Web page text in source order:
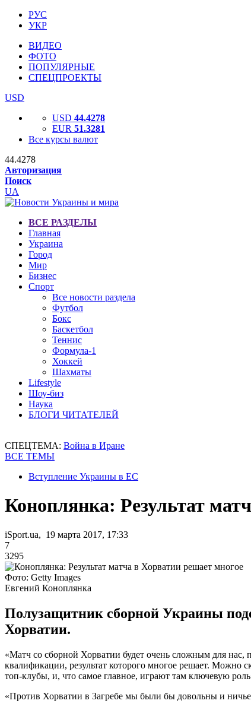
РУС
УКР
ВИДЕО
ФОТО
ПОПУЛЯРНЫЕ
СПЕЦПРОЕКТЫ
USD
USD 44.4278
EUR 51.3281
Все курсы валют
44.4278
Авторизация
Поиск
UA
ВСЕ РАЗДЕЛЫ
Главная
Украина
Город
Мир
Бизнес
Спорт
Все новости раздела
Футбол
Бокс
Баскетбол
Теннис
Формула-1
Хоккей
Шахматы
Lifestyle
Шоу-биз
Наука
БЛОГИ ЧИТАТЕЛЕЙ
СПЕЦТЕМА: Война в Иране
ВСЕ ТЕМЫ
Вступление Украины в ЕС
Коноплянка: Результат
iSport.ua, 19 марта 2017, 17:33
7
3295
Фото: Getty Images
Евгений Коноплянка
Полузащитник сборной Украины
Хорватии.
«Матч со сборной Хорватии будет очень сложным для нас,
квалификации, результат которого многое решает. Можно
топ-клубы, и, что самое главное, играют там ключевую
«Против Хорватии в Загребе мы были бы довольны и